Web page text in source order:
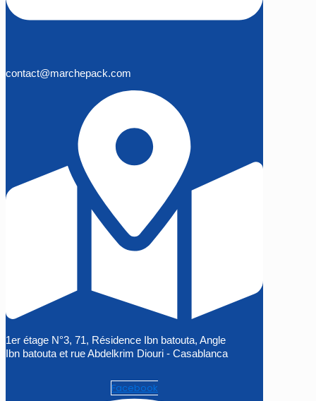
contact@marchepack.com
1er étage N°3, 71, Résidence Ibn batouta, Angle
Ibn batouta et rue Abdelkrim Diouri - Casablanca
Facebook